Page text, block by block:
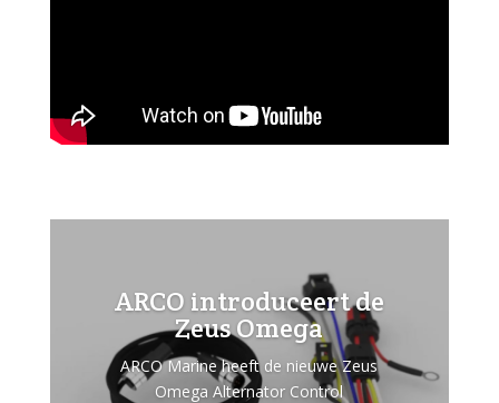
ARCO introduceert de
Zeus Omega
ARCO Marine heeft de nieuwe Zeus
Omega Alternator Control